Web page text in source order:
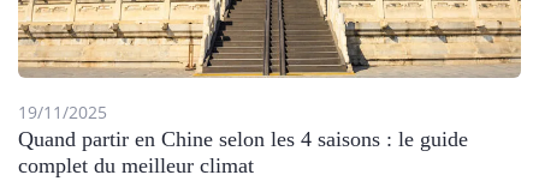
19/11/2025
Quand partir en Chine selon les 4 saisons : le guide
complet du meilleur climat